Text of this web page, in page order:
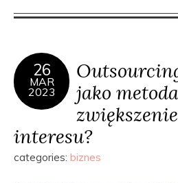
26
MAR
2023
jako
interesu?
categories: biznes